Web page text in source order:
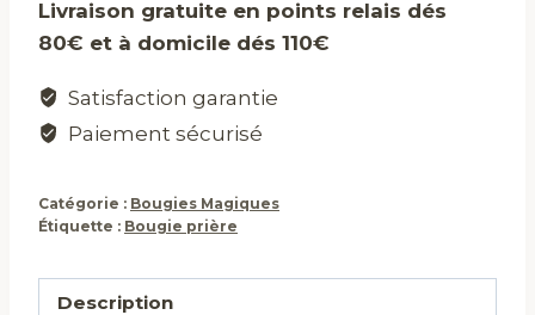
Livraison gratuite en points relais dés
80€ et à domicile dés 110€
Satisfaction garantie
Paiement sécurisé
Catégorie : Bougies Magiques
Étiquette : Bougie prière
Description